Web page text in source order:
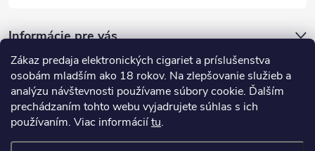
Zákaz predaja elektronických cigariet a príslušenstva
osobám mladším ako 18 rokov. Na zlepšovanie služieb a
analýzu návštevnosti používame súbory cookie. Ďalším
prechádzaním tohto webu vyjadrujete súhlas s ich
používaním. Viac informáciítu.
Informácie pre vás
Nákupný košík
0 KS /€0